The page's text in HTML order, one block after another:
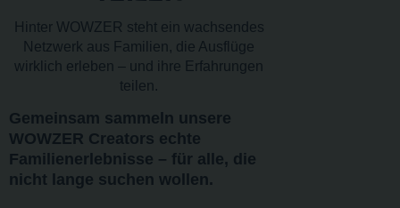
Hinter WOWZER steht ein wachsendes
Netzwerk aus Familien, die Ausflüge
wirklich erleben – und ihre Erfahrungen
teilen.
Gemeinsam sammeln unsere
WOWZER Creators echte
Familienerlebnisse – für alle, die
nicht lange suchen wollen.